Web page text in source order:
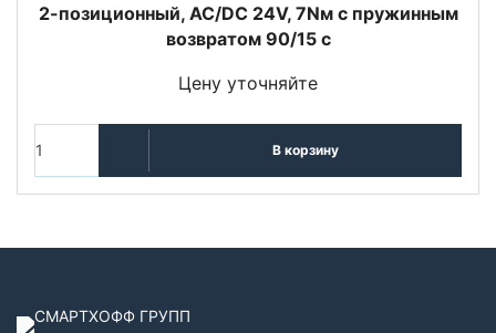
2-позиционный, AC/DC 24V, 7Nм с пружинным
возвратом 90/15 с
Цену уточняйте
В корзину